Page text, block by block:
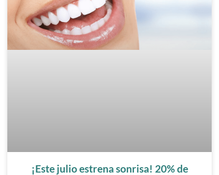
¡Este julio estrena sonrisa! 20% de